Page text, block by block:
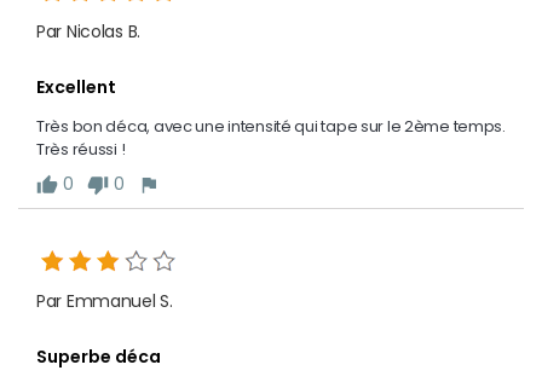
Par Nicolas B.
Excellent
Très bon déca, avec une intensité qui tape sur le 2ème temps.
Très réussi !
thumb_up 0 thumb_down 0 flag
Par Emmanuel S.
Superbe déca